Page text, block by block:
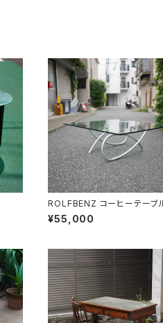
ROLFBENZ コーヒーテーブ
¥55,000